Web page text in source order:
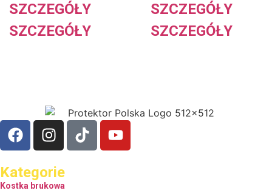
SZCZEGÓŁY
SZCZEGÓŁY
SZCZEGÓŁY
SZCZEGÓŁY
Kategorie
Kostka brukowa